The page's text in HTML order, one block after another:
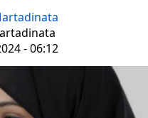
- 06:12